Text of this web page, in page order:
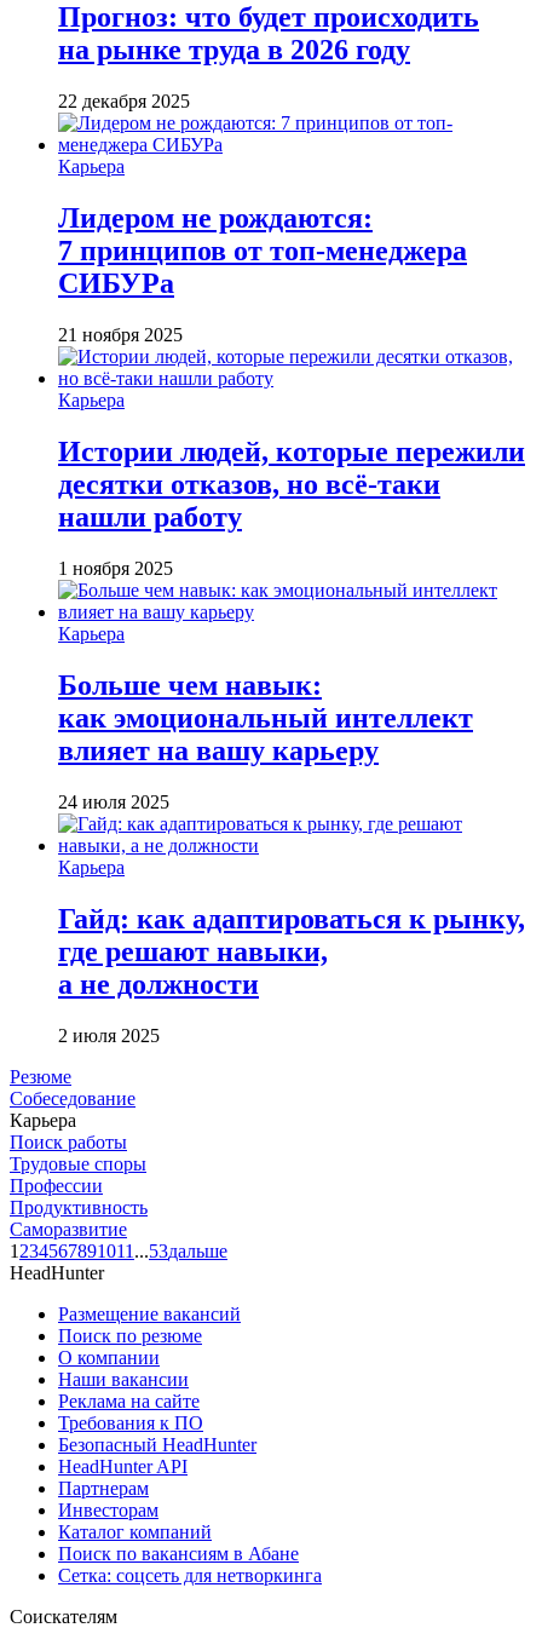
Прогноз: что будет происходить
на рынке труда в 2026 году
22 декабря 2025
Карьера
Лидером не рождаются:
7 принципов от топ-менеджера
СИБУРа
21 ноября 2025
Карьера
Истории людей, которые пережили
десятки отказов, но всё-таки
нашли работу
1 ноября 2025
Карьера
Больше чем навык:
как эмоциональный интеллект
влияет на вашу карьеру
24 июля 2025
Карьера
Гайд: как адаптироваться к рынку,
где решают навыки,
а не должности
2 июля 2025
Резюме
Собеседование
Карьера
Поиск работы
Трудовые споры
Профессии
Продуктивность
Саморазвитие
1 234567891011 ...53дальше
HeadHunter
Размещение вакансий
Поиск по резюме
О компании
Наши вакансии
Реклама на сайте
Требования к ПО
Безопасный HeadHunter
HeadHunter API
Партнерам
Инвесторам
Каталог компаний
Поиск по вакансиям в Абане
Сетка: соцсеть для нетворкинга
Соискателям